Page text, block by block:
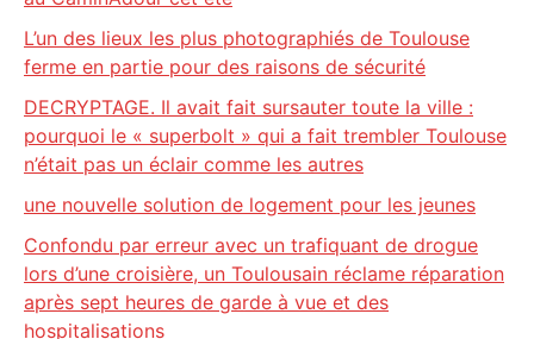
L’un des lieux les plus photographiés de Toulouse
ferme en partie pour des raisons de sécurité
DECRYPTAGE. Il avait fait sursauter toute la ville :
pourquoi le « superbolt » qui a fait trembler Toulouse
n’était pas un éclair comme les autres
une nouvelle solution de logement pour les jeunes
Confondu par erreur avec un trafiquant de drogue
lors d’une croisière, un Toulousain réclame réparation
après sept heures de garde à vue et des
hospitalisations